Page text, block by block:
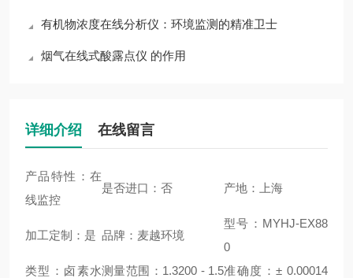
有机物浓度在线分析仪：环境监测的精准卫士
烟气在线式酸露点仪 的作用
详细介绍 在线留言
产品特性：在
线监控
是否进口：否 产地：上海
加工定制：是 品牌：麦越环境
型号：MYHJ-EX88
0
类型：卤素水测量范围：1.3200 - 1.5准确度：± 0.00014